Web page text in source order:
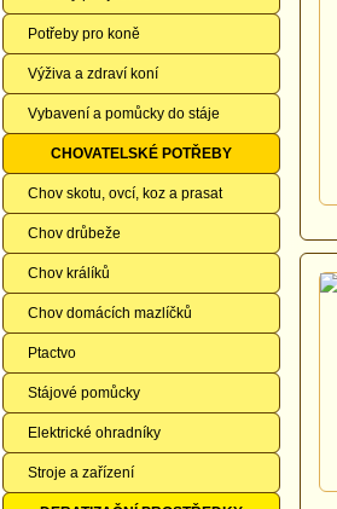
Potřeby pro koně
Výživa a zdraví koní
Vybavení a pomůcky do stáje
CHOVATELSKÉ POTŘEBY
Chov skotu, ovcí, koz a prasat
Chov drůbeže
Chov králíků
Chov domácích mazlíčků
Ptactvo
Stájové pomůcky
Elektrické ohradníky
Stroje a zařízení